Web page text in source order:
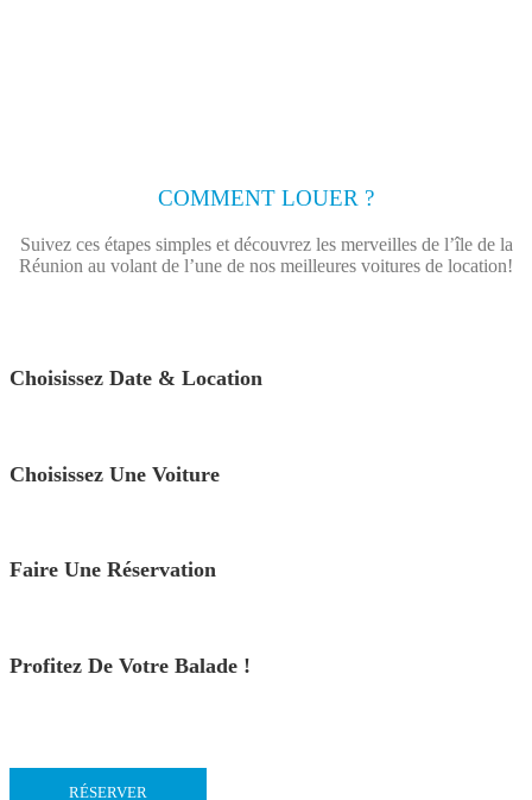
COMMENT LOUER ?
Suivez ces étapes simples et découvrez les merveilles de l’île de la
Réunion au volant de l’une de nos meilleures voitures de location!
Choisissez Date & Location
Choisissez Une Voiture
Faire Une Réservation
Profitez De Votre Balade !
RÉSERVER